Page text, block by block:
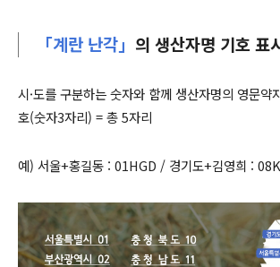
「계란 난각」 의 생산자명 기호 표
시·도를 구분하는 숫자와 함께 생산자명의 영문
호(숫자3자리) = 총 5자리
예) 서울+홍길동 : 01HGD / 경기도+김영희 :